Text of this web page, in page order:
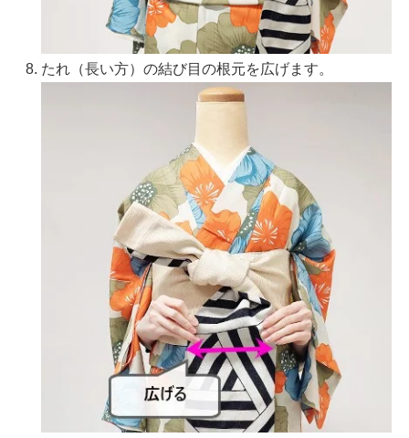
たれ（長い方）の結び目の根元を広げます。